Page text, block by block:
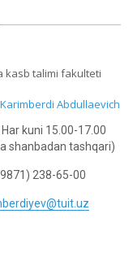
kasb talimi fakulteti
Abdullaevich
Har kuni 15.00-17.00
shanbadan tashqari)
238-65-00